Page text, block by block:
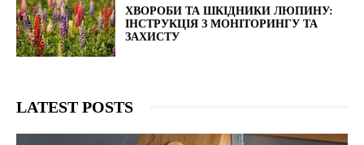
ХВОРОБИ ТА ШКІДНИКИ ЛЮПИНУ:
ІНСТРУКЦІЯ З МОНІТОРИНГУ ТА
ЗАХИСТУ
LATEST POSTS